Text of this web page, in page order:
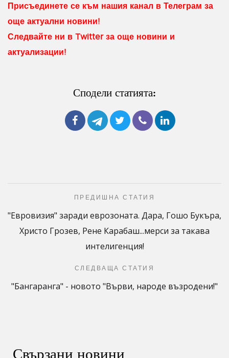
Присъединете се към нашия канал в Телеграм за
още актуални новини!
Следвайте ни в Twitter за още новини и
актуализации!
Сподели статията:
ПРЕДИШНА СТАТИЯ
"Евровизия" заради еврозоната. Дара, Гошо Букъра,
Христо Грозев, Рене Карабаш...мерси за такава
интелигенция!
СЛЕДВАЩА СТАТИЯ
"Бангаранга" - новото "Върви, народе възродени!"
Свързани новини